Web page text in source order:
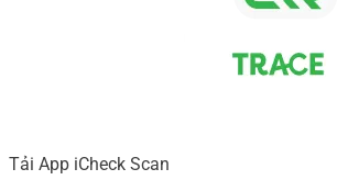
Tải App iCheck Scan